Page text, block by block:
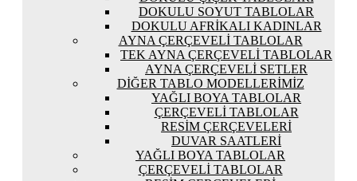
DOKULU SOYUT TABLOLAR
DOKULU AFRIKALI KADINLAR
AYNA ÇERÇEVELI TABLOLAR
TEK AYNA ÇERÇEVELI TABLOLAR
AYNA ÇERÇEVELI SETLER
DIĞER TABLO MODELLERIMIZ
YAĞLI BOYA TABLOLAR
ÇERÇEVELI TABLOLAR
RESIM ÇERÇEVELERI
DUVAR SAATLERI
YAĞLI BOYA TABLOLAR
ÇERÇEVELI TABLOLAR